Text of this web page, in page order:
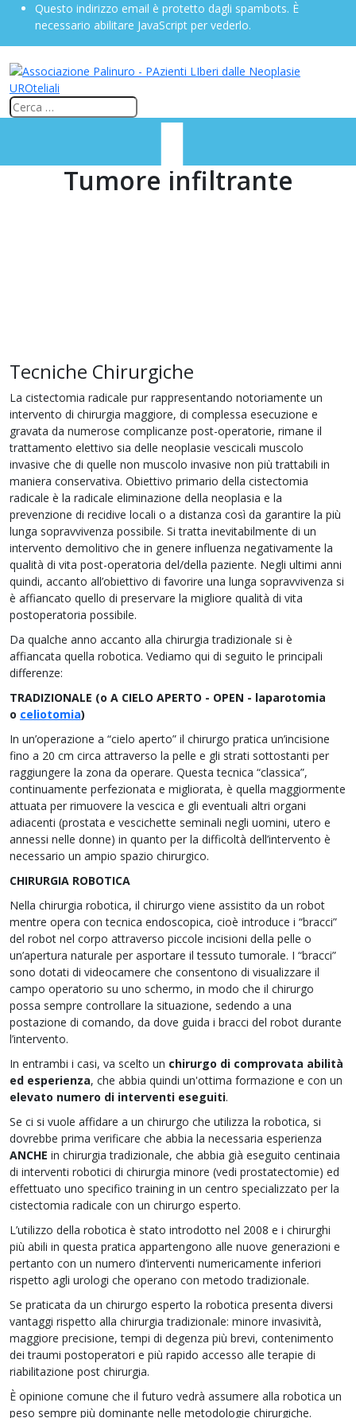
Questo indirizzo email è protetto dagli spambots. È
necessario abilitare JavaScript per vederlo.
Tumore infiltrante
Tecniche Chirurgiche
La cistectomia radicale pur rappresentando notoriamente un
intervento di chirurgia maggiore, di complessa esecuzione e
gravata da numerose complicanze post-operatorie, rimane il
trattamento elettivo sia delle neoplasie vescicali muscolo
invasive che di quelle non muscolo invasive non più trattabili in
maniera conservativa. Obiettivo primario della cistectomia
radicale è la radicale eliminazione della neoplasia e la
prevenzione di recidive locali o a distanza così da garantire la più
lunga sopravvivenza possibile. Si tratta inevitabilmente di un
intervento demolitivo che in genere influenza negativamente la
qualità di vita post-operatoria del/della paziente. Negli ultimi anni
quindi, accanto all’obiettivo di favorire una lunga sopravvivenza si
è affiancato quello di preservare la migliore qualità di vita
postoperatoria possibile.
Da qualche anno accanto alla chirurgia tradizionale si è
affiancata quella robotica. Vediamo qui di seguito le principali
differenze:
TRADIZIONALE (o A CIELO APERTO - OPEN - laparotomia
o celiotomia)
In un’operazione a “cielo aperto” il chirurgo pratica un’incisione
fino a 20 cm circa attraverso la pelle e gli strati sottostanti per
raggiungere la zona da operare. Questa tecnica “classica”,
continuamente perfezionata e migliorata, è quella maggiormente
attuata per rimuovere la vescica e gli eventuali altri organi
adiacenti (prostata e vescichette seminali negli uomini, utero e
annessi nelle donne) in quanto per la difficoltà dell’intervento è
necessario un ampio spazio chirurgico.
CHIRURGIA ROBOTICA
Nella chirurgia robotica, il chirurgo viene assistito da un robot
mentre opera con tecnica endoscopica, cioè introduce i “bracci”
del robot nel corpo attraverso piccole incisioni della pelle o
un’apertura naturale per asportare il tessuto tumorale. I “bracci”
sono dotati di videocamere che consentono di visualizzare il
campo operatorio su uno schermo, in modo che il chirurgo
possa sempre controllare la situazione, sedendo a una
postazione di comando, da dove guida i bracci del robot durante
l’intervento.
In entrambi i casi, va scelto un chirurgo di comprovata abilità
ed esperienza, che abbia quindi un'ottima formazione e con un
elevato numero di interventi eseguiti.
Se ci si vuole affidare a un chirurgo che utilizza la robotica, si
dovrebbe prima verificare che abbia la necessaria esperienza
ANCHE in chirurgia tradizionale, che abbia già eseguito centinaia
di interventi robotici di chirurgia minore (vedi prostatectomie) ed
effettuato uno specifico training in un centro specializzato per la
cistectomia radicale con un chirurgo esperto.
L’utilizzo della robotica è stato introdotto nel 2008 e i chirurghi
più abili in questa pratica appartengono alle nuove generazioni e
pertanto con un numero d’interventi numericamente inferiori
rispetto agli urologi che operano con metodo tradizionale.
Se praticata da un chirurgo esperto la robotica presenta diversi
vantaggi rispetto alla chirurgia tradizionale: minore invasività,
maggiore precisione, tempi di degenza più brevi, contenimento
dei traumi postoperatori e più rapido accesso alle terapie di
riabilitazione post chirurgia.
È opinione comune che il futuro vedrà assumere alla robotica un
peso sempre più dominante nelle metodologie chirurgiche.